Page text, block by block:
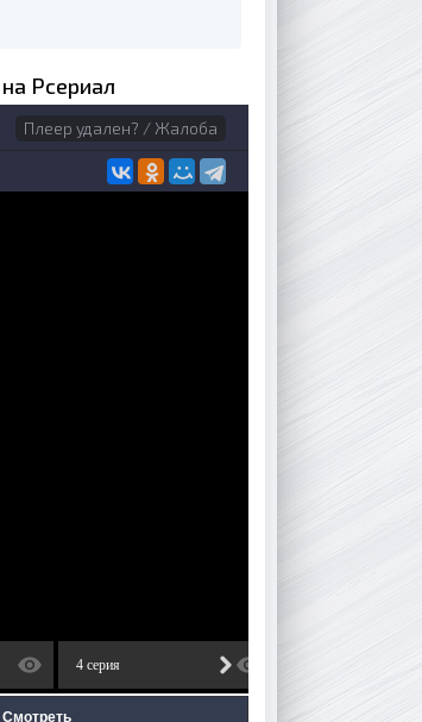
Рсериал
Плеер удален? / Жалоба
4 серия
Смотреть